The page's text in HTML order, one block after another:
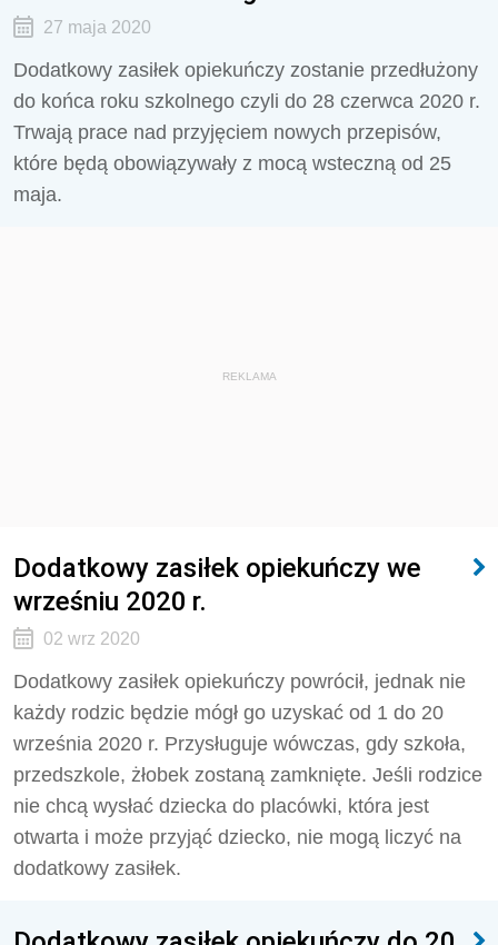
27 maja 2020
Dodatkowy zasiłek opiekuńczy zostanie przedłużony
do końca roku szkolnego czyli do 28 czerwca 2020 r.
Trwają prace nad przyjęciem nowych przepisów,
które będą obowiązywały z mocą wsteczną od 25
maja.
REKLAMA
Dodatkowy zasiłek opiekuńczy we
wrześniu 2020 r.
02 wrz 2020
Dodatkowy zasiłek opiekuńczy powrócił, jednak nie
każdy rodzic będzie mógł go uzyskać od 1 do 20
września 2020 r. Przysługuje wówczas, gdy szkoła,
przedszkole, żłobek zostaną zamknięte. Jeśli rodzice
nie chcą wysłać dziecka do placówki, która jest
otwarta i może przyjąć dziecko, nie mogą liczyć na
dodatkowy zasiłek.